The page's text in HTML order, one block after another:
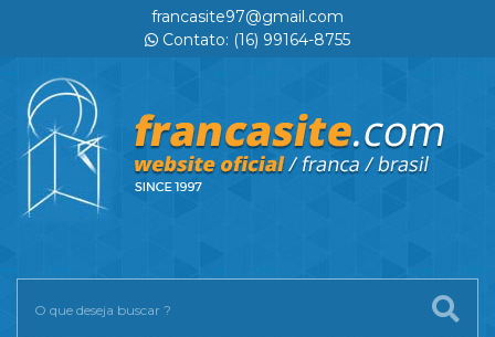
francasite97@gmail.com
Contato: (16) 99164-8755